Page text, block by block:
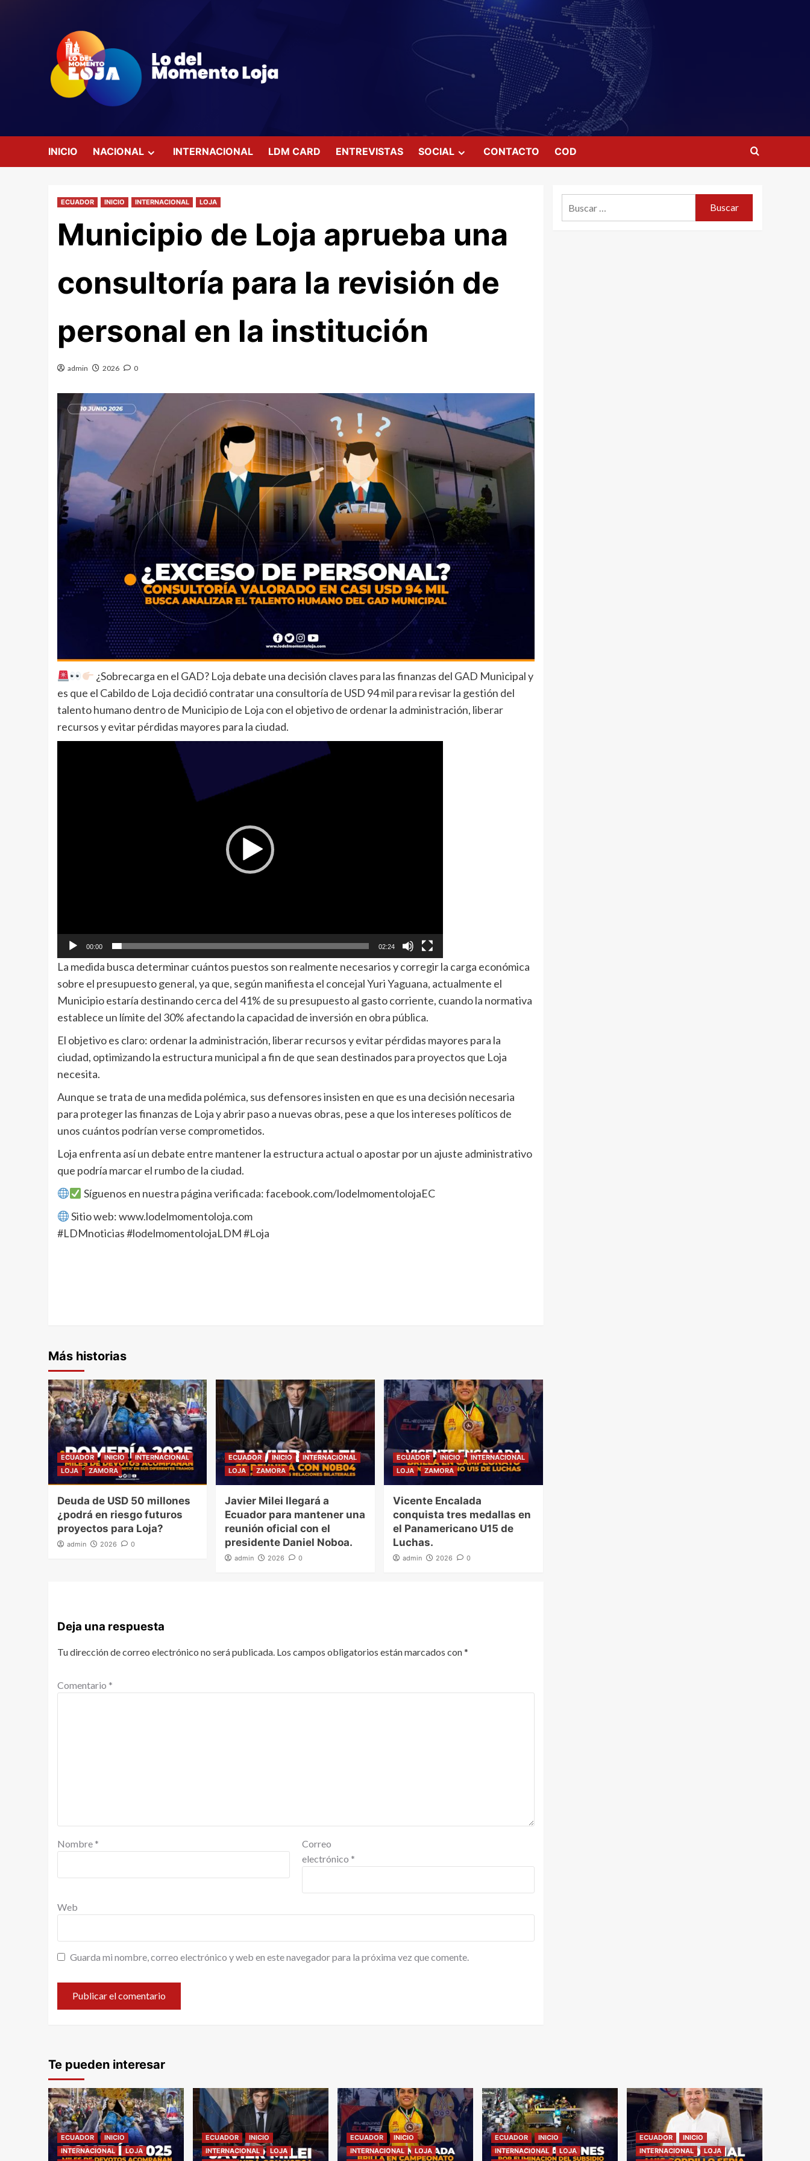
INICIO NACIONAL INTERNACIONAL LDM CARD ENTREVISTAS SOCIAL CONTACTO COD
ECUADOR INICIO INTERNACIONAL LOJA
Municipio de Loja aprueba una
consultoría para la revisión de
personal en la institución
admin 2026 0
¿Sobrecarga en el GAD? Loja debate una decisión claves para las finanzas del GAD Municipal y
es que el Cabildo de Loja decidió contratar una consultoría de USD 94 mil para revisar la gestión del
talento humano dentro de Municipio de Loja con el objetivo de ordenar la administración, liberar
recursos y evitar pérdidas mayores para la ciudad.
00:00 02:24
La medida busca determinar cuántos puestos son realmente necesarios y corregir la carga económica
sobre el presupuesto general, ya que, según manifiesta el concejal Yuri Yaguana, actualmente el
Municipio estaría destinando cerca del 41% de su presupuesto al gasto corriente, cuando la normativa
establece un límite del 30% afectando la capacidad de inversión en obra pública.
El objetivo es claro: ordenar la administración, liberar recursos y evitar pérdidas mayores para la
ciudad, optimizando la estructura municipal a fin de que sean destinados para proyectos que Loja
necesita.
Aunque se trata de una medida polémica, sus defensores insisten en que es una decisión necesaria
para proteger las finanzas de Loja y abrir paso a nuevas obras, pese a que los intereses políticos de
unos cuántos podrían verse comprometidos.
Loja enfrenta así un debate entre mantener la estructura actual o apostar por un ajuste administrativo
que podría marcar el rumbo de la ciudad.
Síguenos en nuestra página verificada: facebook.com/lodelmomentolojaEC
Sitio web: www.lodelmomentoloja.com
#LDMnoticias #lodelmomentolojaLDM #Loja
Más historias
ECUADOR INICIO
INTERNACIONAL
LOJA
ZAMORA
Deuda de USD 50 millones
¿podrá en riesgo futuros
proyectos para Loja?
admin 2026 0
ECUADOR INICIO
INTERNACIONAL
LOJA
ZAMORA
Javier Milei llegará a
Ecuador para mantener una
reunión oficial con el
presidente Daniel Noboa.
admin 2026 0
ECUADOR INICIO
INTERNACIONAL
LOJA
ZAMORA
Vicente Encalada
conquista tres medallas en
el Panamericano U15 de
Luchas.
admin 2026 0
Deja una respuesta
Tu dirección de correo electrónico no será publicada. Los campos obligatorios están marcados con*
Comentario *
Nombre *
Correo
electrónico *
Web
Guarda mi nombre, correo electrónico y web en este navegador para la próxima vez que comente.
Te pueden interesar
ECUADOR
INICIO
INTERNACIONAL
LOJA
ECUADOR
INICIO
INTERNACIONAL
LOJA
ECUADOR
INICIO
INTERNACIONAL
LOJA
ECUADOR
INICIO
INTERNACIONAL
LOJA
ECUADOR
INICIO
INTERNACIONAL
LOJA